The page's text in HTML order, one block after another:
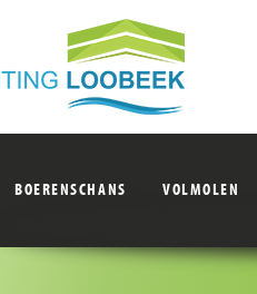
BOERENSCHANS VOLMOLEN